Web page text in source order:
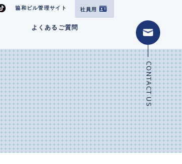
協和ビル管理サイト 社員用
よくあるご質問